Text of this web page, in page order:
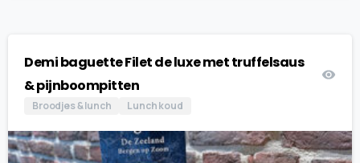
Demi baguette Filet de luxe met truffelsaus
& pijnboompitten
Broodjes & lunch Lunch koud